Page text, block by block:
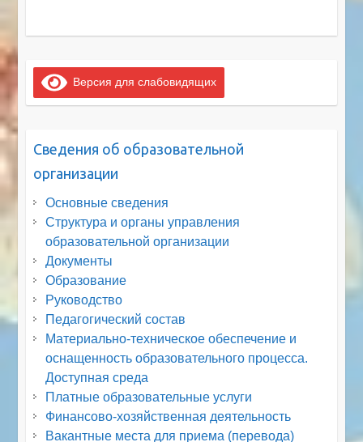
Версия для слабовидящих
Сведения об образовательной
организации
Основные сведения
Структура и органы управления
образовательной организации
Документы
Образование
Руководство
Педагогический состав
Материально-техническое обеспечение и
оснащенность образовательного процесса.
Доступная среда
Платные образовательные услуги
Финансово-хозяйственная деятельность
Вакантные места для приема (перевода)